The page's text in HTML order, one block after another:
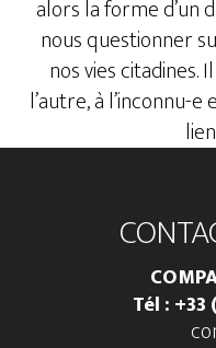
alors la forme d’un
nous questionner
nos vies
l’autre, à l’inconnu-
Footer
Tél : +33